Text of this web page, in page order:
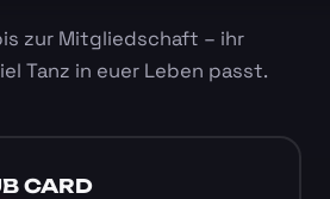
zur Mitgliedschaft – ihr
Tanz in euer Leben passt.
CARD